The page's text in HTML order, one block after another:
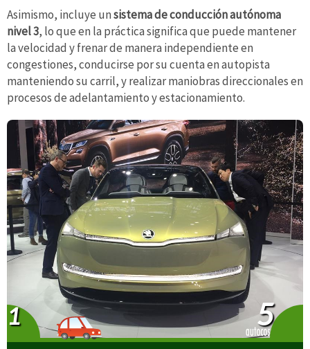
Asimismo, incluye unsistema de conducción autónoma
nivel 3, lo que en la práctica significa que puede mantener
la velocidad y frenar de manera independiente en
congestiones, conducirse por su cuenta en autopista
manteniendo su carril, y realizar maniobras direccionales en
procesos de adelantamiento y estacionamiento.
1 5